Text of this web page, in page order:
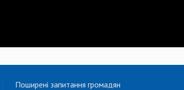
Поширені запитання громадян